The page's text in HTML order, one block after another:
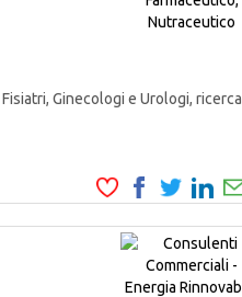
Ginecologi e Urologi, ricerca